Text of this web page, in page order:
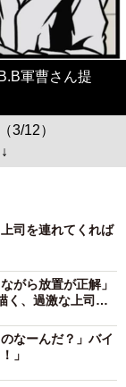
軍曹さん提
3/12）
司を連れてくれば
がら放置が正解」
く、過激な上司
なーんだ？」バイ
」